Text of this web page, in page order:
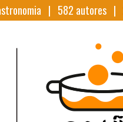
| 582 autores |